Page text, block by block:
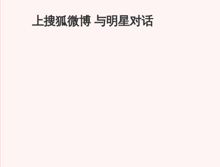
上搜狐微博 与明星对话